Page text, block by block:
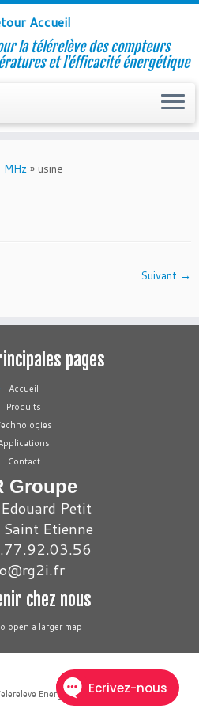
la télérelève des compteurs
et l'éfficacité énergétique
MHz » usine
Suivant →
pages
Accueil
Produits
Contact
Groupe
Petit
Etienne
chez nous
Energies·